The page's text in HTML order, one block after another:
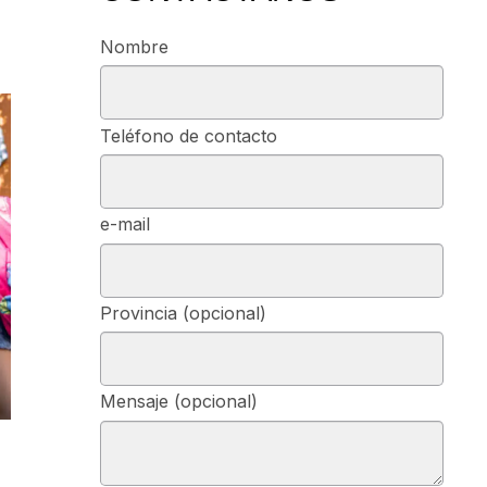
Nombre
Teléfono de contacto
e-mail
Provincia (opcional)
Mensaje (opcional)